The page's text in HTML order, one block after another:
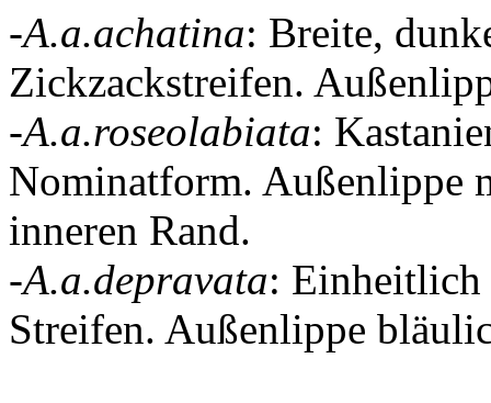
-A.a.achatina: Breite,
Zickzackstreifen.
-A.a.roseolabiata:
Nominatform. Außenlippe
inneren Rand.
-A.a.depravata: Einheitlich
Streifen. Außenlippe